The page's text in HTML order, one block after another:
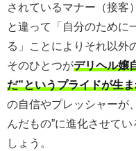
されているマナー（接客
と違って「自分のために
る」ことによりそれ以外
そのひとつがデリヘル嬢
だ”というプライドが生
の自信やプレッシャーが
んだもの”に進化させて
しょう。